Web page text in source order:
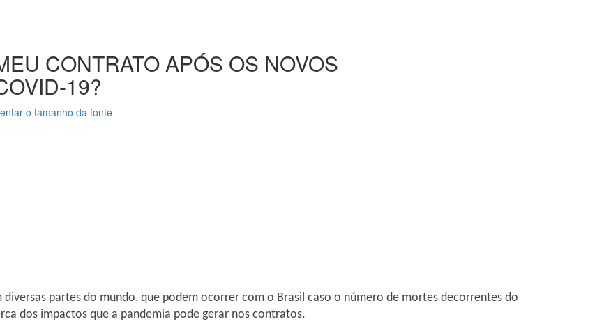
CONTRATO APÓS OS NOVOS
19?
o tamanho da fonte
partes do mundo, que podem ocorrer com o Brasil caso o número de mortes decorrentes do
dos impactos que a pandemia pode gerar nos contratos.